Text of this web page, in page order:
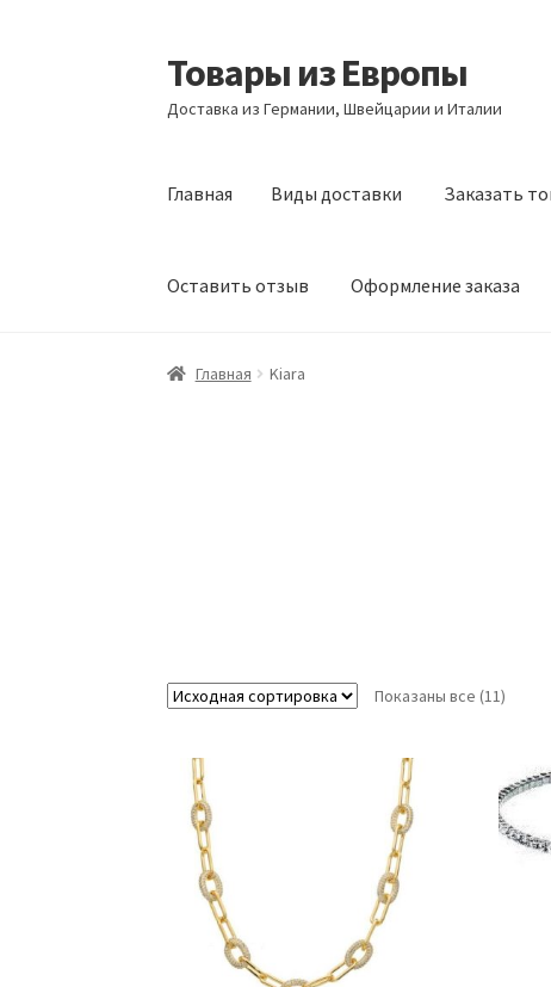
Перейти
к
навигации
Перейти
к
содержимому
Товары из Европы
Доставка из Германии, Швейцарии и Италии
Главная Виды доставки Заказать
Оставить отзыв Оформление заказа
Главная Виды доставки
Главная Kiara
Показаны все (11)